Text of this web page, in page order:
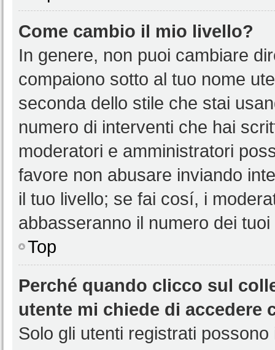
Come cambio il mio livello?
In genere, non puoi cambiare
compaiono sotto al tuo nome
seconda dello stile che stai
numero di interventi che hai
moderatori e amministratori
favore non abusare inviando
il tuo livello; se fai cosí, i
abbasseranno il numero dei
Top
Perché quando clicco sul
utente mi chiede di accedere
Solo gli utenti registrati